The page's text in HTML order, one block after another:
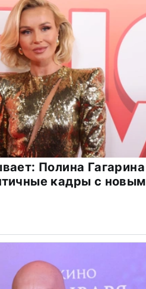
Полина Гагарина
кадры с новым